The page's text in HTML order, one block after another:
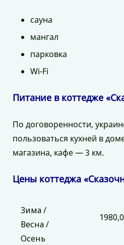
сауна
мангал
парковка
Wi-Fi
Питание в коттедже
По договоренности,
пользоваться кухней в
магазина, кафе — 3 км.
Цены коттеджа
Зима /
Весна /
Осень